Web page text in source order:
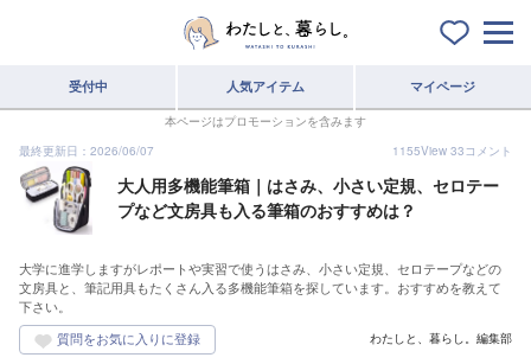
受付中 人気アイテム マイページ
本ページはプロモーションを含みます
最終更新日：2026/06/07
1155View 33コメント
大人用多機能筆箱｜はさみ、小さい定規、セロテー
プなど文房具も入る筆箱のおすすめは？
大学に進学しますがレポートや実習で使うはさみ、小さい定規、セロテープなどの
文房具と、筆記用具もたくさん入る多機能筆箱を探しています。おすすめを教えて
下さい。
わたしと、暮らし。編集部